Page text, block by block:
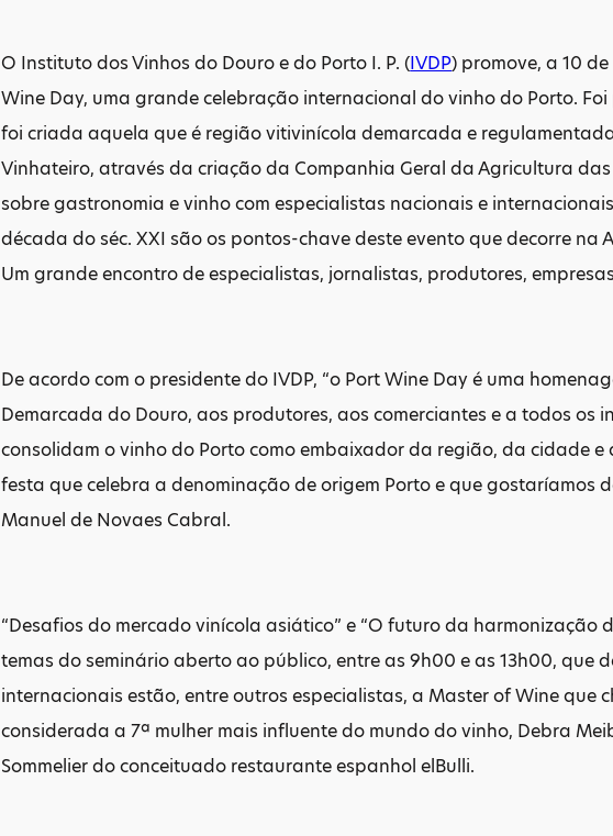
O Instituto dos Vinhos do Douro e do Porto I. P. (IVDP) promove, a 10
Wine Day, uma grande celebração internacional do vinho do Porto. Foi
foi criada aquela que é região vitivinícola demarcada e
Vinhateiro, através da criação da Companhia Geral da Agricultura
sobre gastronomia e vinho com especialistas nacionais e
década do séc. XXI são os pontos-chave deste evento que decorre
Um grande encontro de especialistas, jornalistas, produtores,
De acordo com o presidente do IVDP, “o Port Wine Day é uma
Demarcada do Douro, aos produtores, aos comerciantes e a todos os
consolidam o vinho do Porto como embaixador da região, da cidade
festa que celebra a denominação de origem Porto e que gostaríamos
Manuel de Novaes Cabral.
“Desafios do mercado vinícola asiático” e “O futuro da harmonização
temas do seminário aberto ao público, entre as 9h00 e as 13h00, que
internacionais estão, entre outros especialistas, a Master of Wine que
considerada a 7ª mulher mais influente do mundo do vinho, Debra
Sommelier do conceituado restaurante espanhol elBulli.